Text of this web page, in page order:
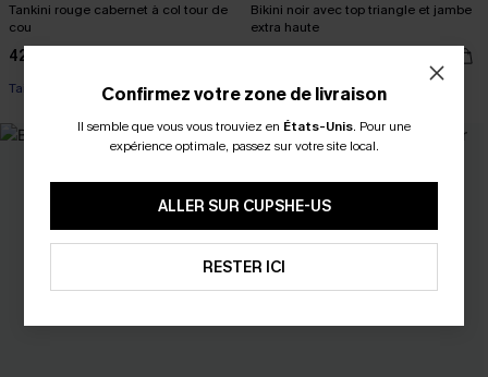
Tankini rouge cabernet à col tour de
cou
42,00 €
Taille haute
Bikini noir avec top triangle et jambe
extra haute
Confirmez votre zone de livraison
Il semble que vous vous trouviez en États-Unis. Pour une
expérience optimale, passez sur votre site local.
ALLER SUR CUPSHE-US
RESTER ICI